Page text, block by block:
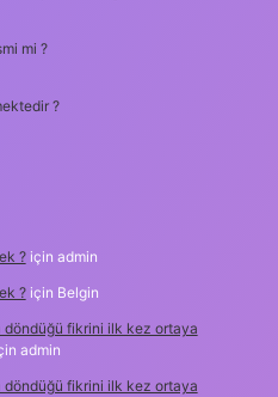
mi ?
?
?için admin
?için Belgin
döndüğü fikrini ilk kez ortaya
admin
döndüğü fikrini ilk kez ortaya